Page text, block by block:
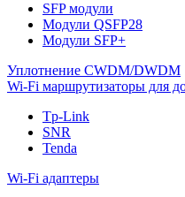
SFP модули
Модули QSFP28
Модули SFP+
Уплотнение CWDM/DWDM
Wi-Fi маршрутизаторы для
Tp-Link
SNR
Tenda
Wi-Fi адаптеры